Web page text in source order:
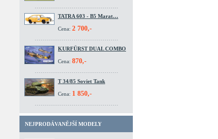
TATRA 603 - B5 Marat…
Cena: 2 700,-
KURFÜRST DUAL COMBO
Cena: 870,-
T 34/85 Soviet Tank
Cena: 1 850,-
NEJPRODÁVANĚJŠÍ MODELY